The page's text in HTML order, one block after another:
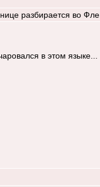
разбирается во
в этом языке...